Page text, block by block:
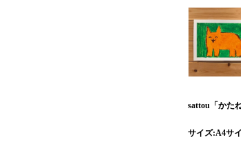
sattou「かた
サイズ:A4サ